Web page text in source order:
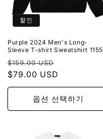
할인
Purple 2024 Men's Long-
Sleeve T-shirt Sweatshirt 1155
정
가
$159.00 USD
가
$79.00 USD
옵션 선택하기